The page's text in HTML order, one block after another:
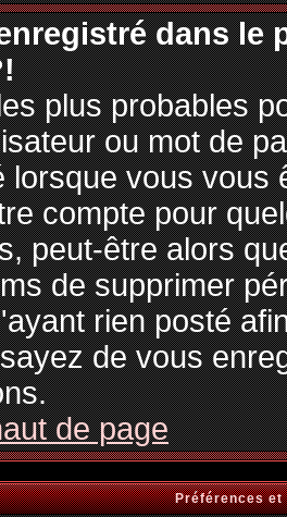
dans le
plus probables
ou mot de
lorsque vous vous
compte pour
peut-être alors
de supprimer
rien posté
de vous
de page
Préférences